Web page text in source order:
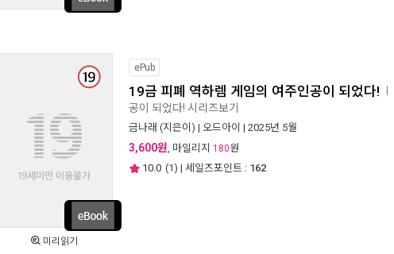
미리읽기
ePub
19금 피폐 역하렘 게임의 여주인공이 되었다!
공이 되었다! 시리즈보기
금나래 (지은이) | 오드아이 | 2025년 5월
3,600원, 마일리지 180원
10.0 (1) | 세일즈포인트 : 162